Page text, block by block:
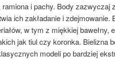
ramiona i pachy. Body zazwyczaj
ich zakładanie i zdejmowanie.
w tym z miękkiej
jak tiul czy koronka. Bielizna
modeli po bardziej